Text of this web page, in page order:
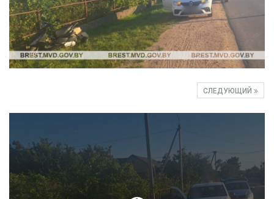
СЛЕДУЮЩИЙ